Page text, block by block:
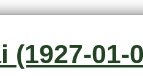
(1927-01-